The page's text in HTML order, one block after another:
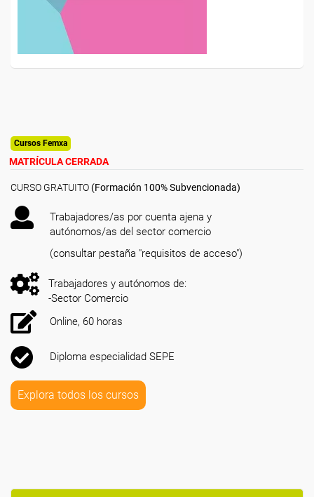
Cursos Femxa
MATRÍCULA CERRADA
CURSO GRATUITO (Formación 100% Subvencionada)
Trabajadores/as por cuenta ajena y
autónomos/as del sector comercio
(consultar pestaña "requisitos de acceso")
Trabajadores y autónomos de:
-Sector Comercio
Online, 60 horas
Diploma especialidad SEPE
Explora todos los cursos